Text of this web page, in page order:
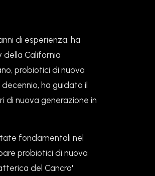
di esperienza, ha
della California
probiotici di nuova
ha guidato il
nuova generazione in
fondamentali nel
probiotici di nuova
del Cancro'